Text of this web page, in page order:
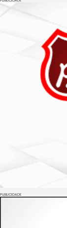
PUBLICIDADE